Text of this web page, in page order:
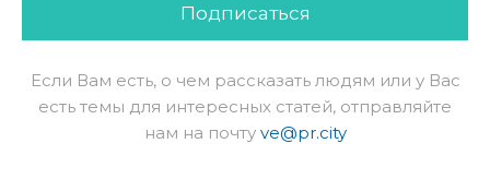
Подписаться
Если Вам есть, о чем рассказать людям или у Вас
есть темы для интересных статей, отправляйте
нам на почту ve@pr.city